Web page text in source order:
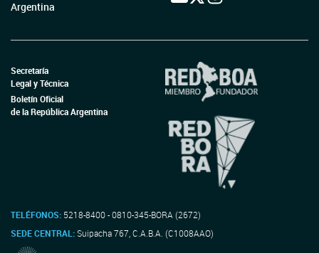
Argentina
Secretaría
Legal y Técnica
Boletín Oficial
de la República Argentina
TELÉFONOS: 5218-8400 - 0810-345-BORA (2672)
SEDE CENTRAL:Suipacha 767, C.A.B.A. (C1008AAO)